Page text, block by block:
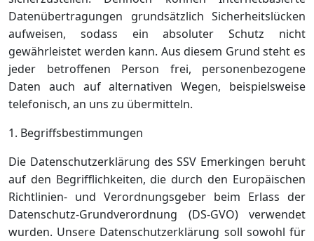
Datenübertragungen grundsätzlich Sicherheitslücken
aufweisen, sodass ein absoluter Schutz nicht
gewährleistet werden kann. Aus diesem Grund steht es
jeder betroffenen Person frei, personenbezogene
Daten auch auf alternativen Wegen, beispielsweise
telefonisch, an uns zu übermitteln.
1. Begriffsbestimmungen
Die Datenschutzerklärung des SSV Emerkingen beruht
auf den Begrifflichkeiten, die durch den Europäischen
Richtlinien- und Verordnungsgeber beim Erlass der
Datenschutz-Grundverordnung (DS-GVO) verwendet
wurden. Unsere Datenschutzerklärung soll sowohl für